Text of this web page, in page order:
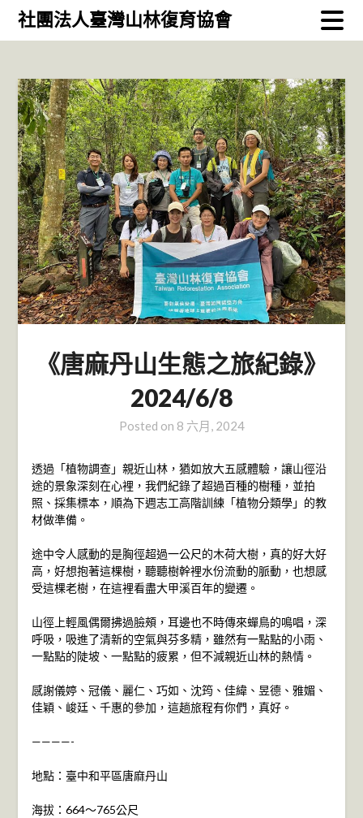
Skip社團法人臺灣山林復育協會
《唐麻丹山生態之旅紀錄》
2024/6/8
Posted on 8 六月, 2024
透過「植物調查」親近山林，猶如放大五感體驗，讓山徑沿
途的景象深刻在心裡，我們紀錄了超過百種的樹種，並拍
照、採集標本，順為下週志工高階訓練「植物分類學」的教
材做準備。
途中令人感動的是胸徑超過一公尺的木荷大樹，真的好大好
高，好想抱著這棵樹，聽聽樹幹裡水份流動的脈動，也想感
受這棵老樹，在這裡看盡大甲溪百年的變遷。
山徑上輕風偶爾拂過臉頰，耳邊也不時傳來蟬鳥的鳴唱，深
呼吸，吸進了清新的空氣與芬多精，雖然有一點點的小雨、
一點點的陡坡、一點點的疲累，但不減親近山林的熱情。
感謝儀婷、冠儀、麗仁、巧如、沈筠、佳緯、昱德、雅媚、
佳穎、峻廷、千惠的參加，這趟旅程有你們，真好。
————-
地點：臺中和平區唐麻丹山
海拔：664～765公尺